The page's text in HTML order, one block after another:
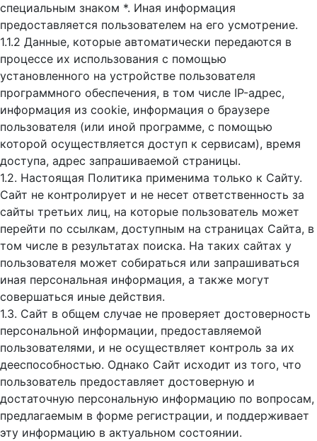
специальным знаком *. Иная информация
предоставляется пользователем на его усмотрение.
1.1.2 Данные, которые автоматически передаются в
процессе их использования с помощью
установленного на устройстве пользователя
программного обеспечения, в том числе IP-адрес,
информация из cookie, информация о браузере
пользователя (или иной программе, с помощью
которой осуществляется доступ к cервисам), время
доступа, адрес запрашиваемой страницы.
1.2. Настоящая Политика применима только к Сайту.
Сайт не контролирует и не несет ответственность за
сайты третьих лиц, на которые пользователь может
перейти по ссылкам, доступным на страницах Сайта, в
том числе в результатах поиска. На таких сайтах у
пользователя может собираться или запрашиваться
иная персональная информация, а также могут
совершаться иные действия.
1.3. Сайт в общем случае не проверяет достоверность
персональной информации, предоставляемой
пользователями, и не осуществляет контроль за их
дееспособностью. Однако Сайт исходит из того, что
пользователь предоставляет достоверную и
достаточную персональную информацию по вопросам,
предлагаемым в форме регистрации, и поддерживает
эту информацию в актуальном состоянии.